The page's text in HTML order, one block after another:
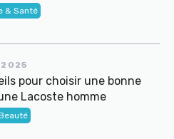
& Santé
pour choisir une bonne
Lacoste homme